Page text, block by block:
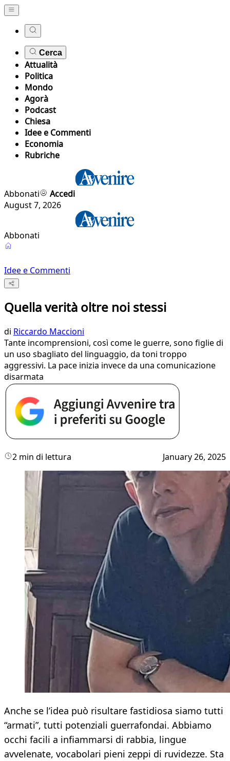
Cerca
Attualità
Politica
Mondo
Agorà
Podcast
Chiesa
Idee e Commenti
Economia
Rubriche
Abbonati
Accedi
August 7, 2026
Abbonati
Idee e Commenti
Quella verità oltre noi stessi
di Riccardo Maccioni
Tante incomprensioni, così come le guerre, sono figlie di
un uso sbagliato del linguaggio, da toni troppo
aggressivi. La pace inizia invece da una comunicazione
disarmata
2 min di lettura January 26, 2025
Anche se l’idea può risultare fastidiosa siamo tutti
“armati”, tutti potenziali guerrafondai. Abbiamo
occhi facili a infiammarsi di rabbia, lingue
avvelenate, vocabolari pieni zeppi di ruvidezze. Sta